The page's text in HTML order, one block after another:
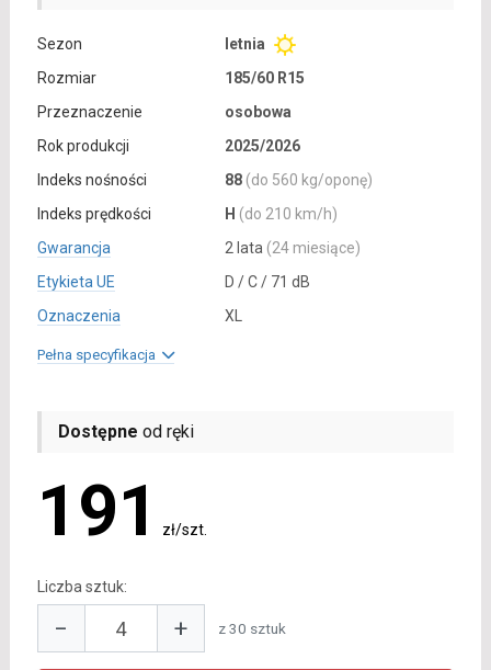
Sezon
letnia
Rozmiar
185/60 R15
Przeznaczenie
osobowa
Rok produkcji
2025/2026
Indeks nośności
88 (do 560 kg/oponę)
Indeks prędkości
H (do 210 km/h)
Gwarancja
2 lata (24 miesiące)
Etykieta UE
D / C / 71 dB
Oznaczenia
XL
Pełna specyfikacja
Dostępne od ręki
191 zł/szt.
Liczba sztuk:
− + z 30 sztuk